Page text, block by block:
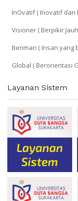
InOvatif ( Inovatif dan
Visioner ( Berpikir
Beriman ( Insan yang
Global ( Berorientasi
Layanan Sistem